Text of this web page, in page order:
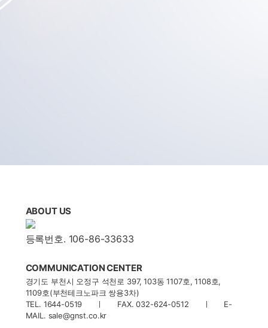
ABOUT US
등록번호. 106-86-33633
COMMUNICATION CENTER
경기도 부천시 오정구 석천로 397, 103동 1107호, 1108호,
1109호(부천테크노파크 쌍용3차)
TEL. 1644-0519 ㅣ FAX. 032-624-0512 ㅣ E-
MAIL. sale@gnst.co.kr